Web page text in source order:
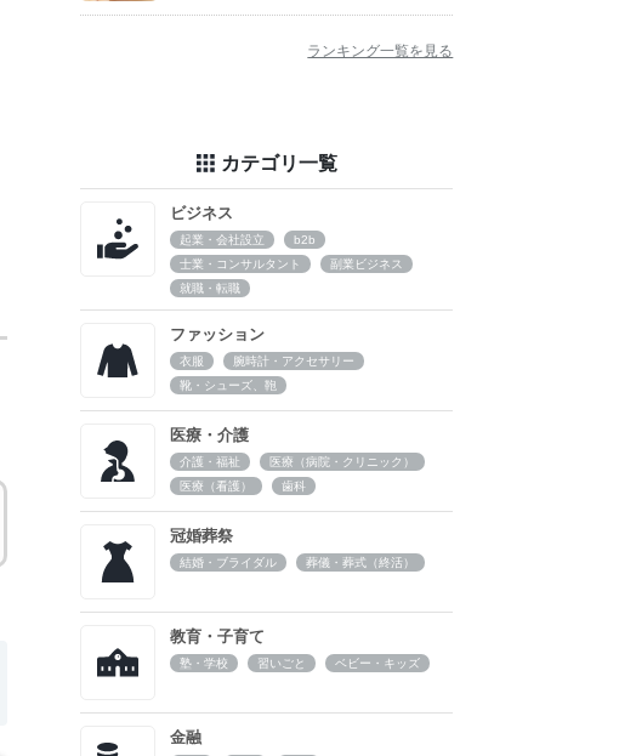
ランキング一覧を見る
カテゴリ一覧
ビジネス
起業・会社設立
b2b
士業・コンサルタント
副業ビジネス
就職・転職
ファッション
衣服
腕時計・アクセサリー
靴・シューズ、鞄
医療・介護
介護・福祉
医療（病院・クリニック）
医療（看護）
歯科
冠婚葬祭
結婚・ブライダル 葬儀・葬式（終活）
教育・子育て
塾・学校 習いごと ベビー・キッズ
金融